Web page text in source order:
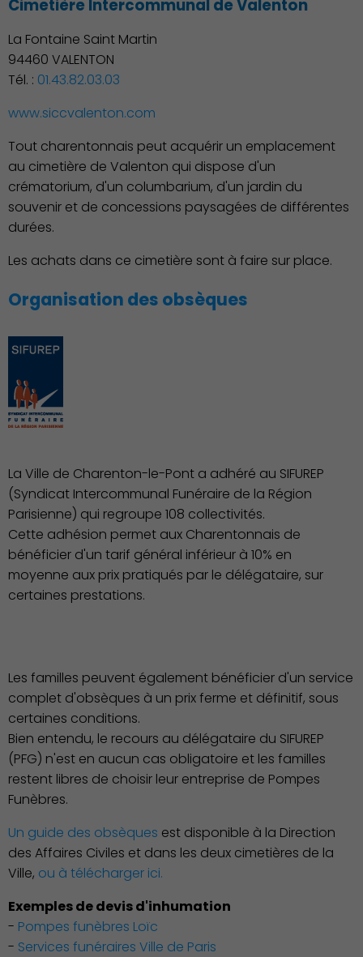
vie
Culture
Économie Commerce
Cimetière Intercommunal de Valenton
La Fontaine Saint Martin
94460 VALENTON
Tél. : 01.43.82.03.03
www.siccvalenton.com
Tout charentonnais peut acquérir un emplacement
au cimetière de Valenton qui dispose d'un
crématorium, d'un columbarium, d'un jardin du
souvenir et de concessions paysagées de différentes
durées.
Les achats dans ce cimetière sont à faire sur place.
Organisation des obsèques
La Ville de Charenton-le-Pont a adhéré au SIFUREP
(Syndicat Intercommunal Funéraire de la Région
Parisienne) qui regroupe 108 collectivités.
Cette adhésion permet aux Charentonnais de
bénéficier d'un tarif général inférieur à 10% en
moyenne aux prix pratiqués par le délégataire, sur
certaines prestations.
Les familles peuvent également bénéficier d'un service
complet d'obsèques à un prix ferme et définitif, sous
certaines conditions.
Bien entendu, le recours au délégataire du SIFUREP
(PFG) n'est en aucun cas obligatoire et les familles
restent libres de choisir leur entreprise de Pompes
Funèbres.
Un guide des obsèques est disponible à la Direction
des Affaires Civiles et dans les deux cimetières de la
Ville, ou à télécharger ici.
Exemples de devis d'inhumation
- Pompes funèbres Loïc
- Services funéraires Ville de Paris